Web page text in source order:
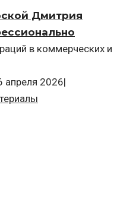
Дмитрия
в коммерческих и
апреля 2026|